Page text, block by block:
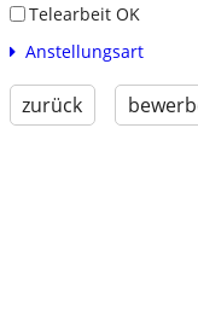
Telearbeit OK
Anstellungsart
zurück